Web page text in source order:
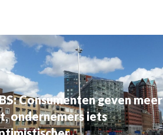
Consumenten geven meer
ondernemers iets